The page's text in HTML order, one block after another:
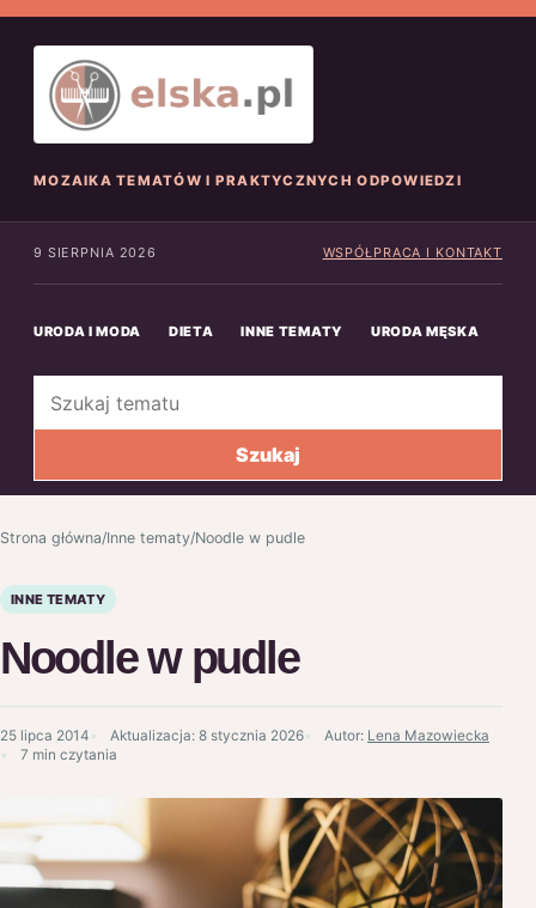
MOZAIKA TEMATÓW I PRAKTYCZNYCH ODPOWIEDZI
9 SIERPNIA 2026 WSPÓŁPRACA I KONTAKT
URODA I MODA DIETA INNE TEMATY URODA MĘSKA
Szukaj
Szukaj
Strona główna/Inne tematy/Noodle w pudle
INNE TEMATY
Noodle w pudle
25 lipca 2014 Aktualizacja: 8 stycznia 2026 Autor: Lena Mazowiecka
7 min czytania